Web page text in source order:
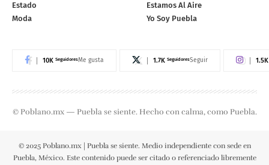
Estado
Moda
Estamos Al Aire
Yo Soy Puebla
10K SeguidoresMe gusta 1.7K SeguidoresSeguir 1.5K
© Poblano.mx — Puebla se siente. Hecho con calma, como Puebla.
© 2025 Poblano.mx | Puebla se siente. Medio independiente con sede en
Puebla, México. Este contenido puede ser citado o referenciado libremente